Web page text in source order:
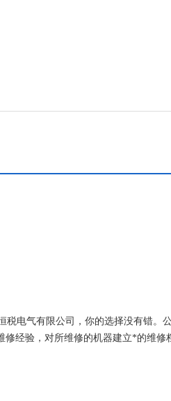
税电气有限公司，你的选择没有错。
修经验，对所维修的机器建立*的维修